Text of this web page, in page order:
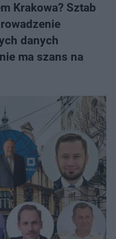
Krakowa? Sztab
danych
ma szans na